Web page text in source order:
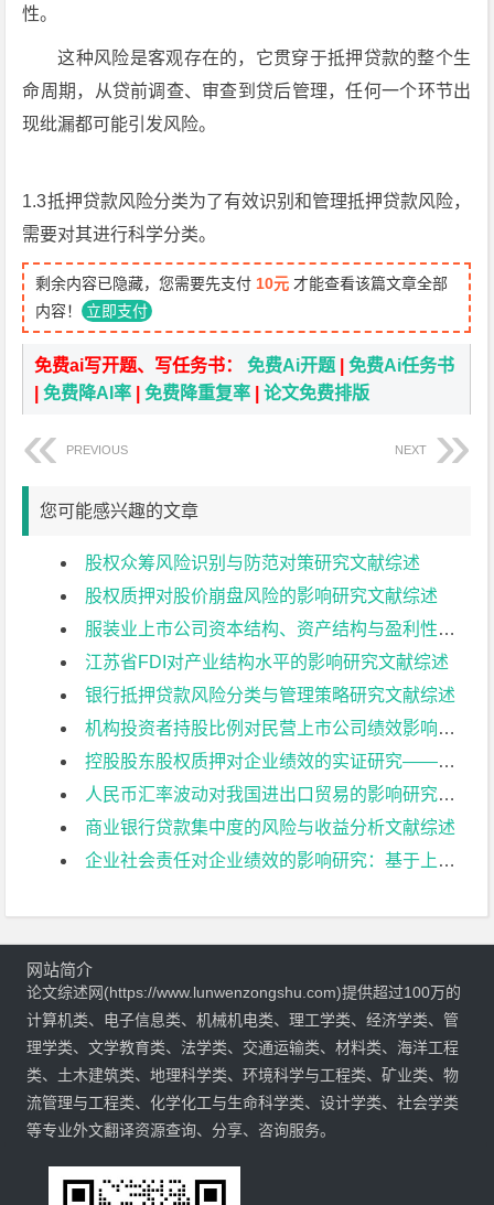
性。
这种风险是客观存在的，它贯穿于抵押贷款的整个生
命周期，从贷前调查、审查到贷后管理，任何一个环节出
现纰漏都可能引发风险。
1.3抵押贷款风险分类为了有效识别和管理抵押贷款风险，
需要对其进行科学分类。
剩余内容已隐藏，您需要先支付 10元 才能查看该篇文章全部
内容！ 立即支付
免费ai写开题、写任务书：免费Ai开题 |免费Ai任务书
|免费降AI率 |免费降重复率 |论文免费排版
PREVIOUS NEXT
您可能感兴趣的文章
股权众筹风险识别与防范对策研究文献综述
股权质押对股价崩盘风险的影响研究文献综述
服装业上市公司资本结构、资产结构与盈利性分析文献综述
江苏省FDI对产业结构水平的影响研究文献综述
银行抵押贷款风险分类与管理策略研究文献综述
机构投资者持股比例对民营上市公司绩效影响研究文献综述
控股股东股权质押对企业绩效的实证研究——以我国民营制造业上市公司为例文献综述
人民币汇率波动对我国进出口贸易的影响研究文献综述
商业银行贷款集中度的风险与收益分析文献综述
企业社会责任对企业绩效的影响研究：基于上市公司的经验证据文献综述
网站简介
论文综述网(https://www.lunwenzongshu.com)提供超过100万的
计算机类、电子信息类、机械机电类、理工学类、经济学类、管
理学类、文学教育类、法学类、交通运输类、材料类、海洋工程
类、土木建筑类、地理科学类、环境科学与工程类、矿业类、物
流管理与工程类、化学化工与生命科学类、设计学类、社会学类
等专业外文翻译资源查询、分享、咨询服务。